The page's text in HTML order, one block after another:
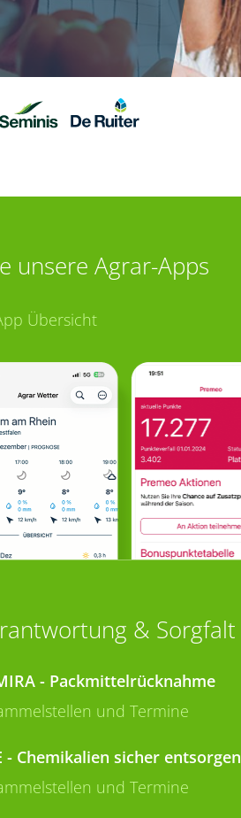
unsere Agrar-Apps
Übersicht
& Sorgfalt
- Packmittelrücknahme
und Termine
- Chemikalien sicher entsorgen
und Termine